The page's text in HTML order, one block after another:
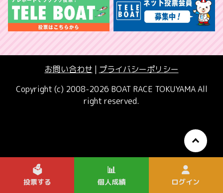
お問い合わせ | プライバシーポリシー
Copyright (c) 2008-2026 BOAT RACE TOKUYAMA All
right reserved.
🗳️
投票する
📊
個人成績 ログイン